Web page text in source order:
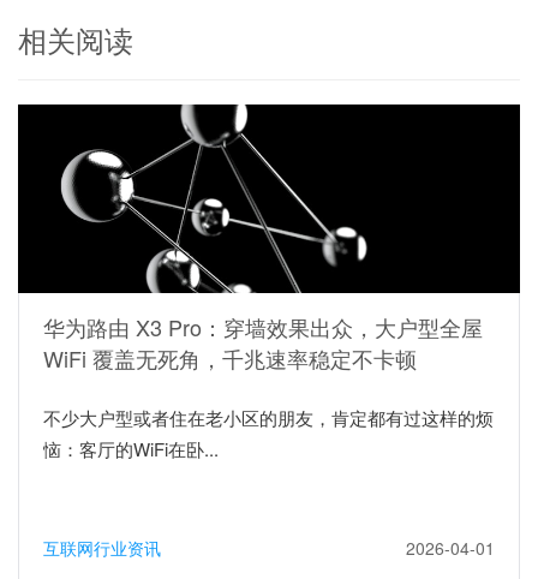
相关阅读
华为路由 X3 Pro：穿墙效果出众，大户型全屋
WiFi 覆盖无死角，千兆速率稳定不卡顿
不少大户型或者住在老小区的朋友，肯定都有过这样的烦
恼：客厅的WiFi在卧...
互联网行业资讯 2026-04-01